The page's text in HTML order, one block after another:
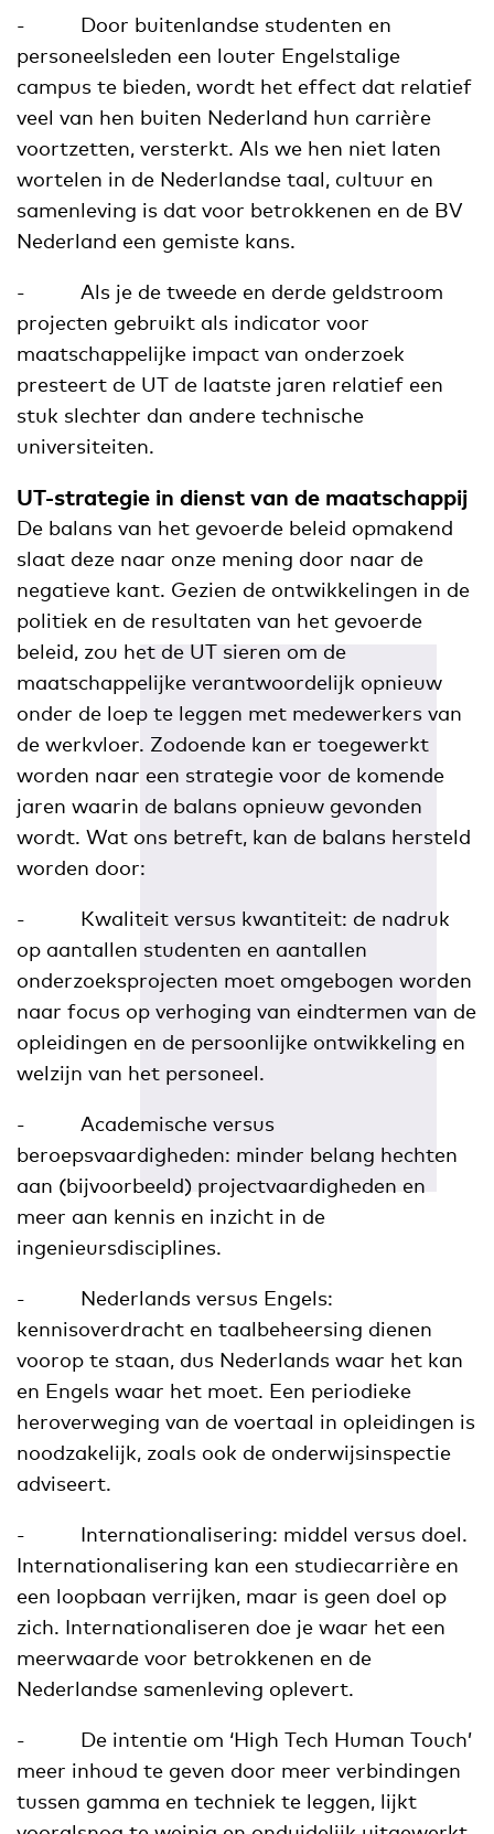
- Door buitenlandse studenten en
personeelsleden een louter Engelstalige
campus te bieden, wordt het effect dat relatief
veel van hen buiten Nederland hun carrière
voortzetten, versterkt. Als we hen niet laten
wortelen in de Nederlandse taal, cultuur en
samenleving is dat voor betrokkenen en de BV
Nederland een gemiste kans.
- Als je de tweede en derde geldstroom
projecten gebruikt als indicator voor
maatschappelijke impact van onderzoek
presteert de UT de laatste jaren relatief een
stuk slechter dan andere technische
universiteiten.
UT-strategie in dienst van de maatschappij
De balans van het gevoerde beleid opmakend
slaat deze naar onze mening door naar de
negatieve kant. Gezien de ontwikkelingen in de
politiek en de resultaten van het gevoerde
beleid, zou het de UT sieren om de
maatschappelijke verantwoordelijk opnieuw
onder de loep te leggen met medewerkers van
de werkvloer. Zodoende kan er toegewerkt
worden naar een strategie voor de komende
jaren waarin de balans opnieuw gevonden
wordt. Wat ons betreft, kan de balans hersteld
worden door:
- Kwaliteit versus kwantiteit: de nadruk
op aantallen studenten en aantallen
onderzoeksprojecten moet omgebogen worden
naar focus op verhoging van eindtermen van de
opleidingen en de persoonlijke ontwikkeling en
welzijn van het personeel.
- Academische versus
beroepsvaardigheden: minder belang hechten
aan (bijvoorbeeld) projectvaardigheden en
meer aan kennis en inzicht in de
ingenieursdisciplines.
- Nederlands versus Engels:
kennisoverdracht en taalbeheersing dienen
voorop te staan, dus Nederlands waar het kan
en Engels waar het moet. Een periodieke
heroverweging van de voertaal in opleidingen is
noodzakelijk, zoals ook de onderwijsinspectie
adviseert.
- Internationalisering: middel versus doel.
Internationalisering kan een studiecarrière en
een loopbaan verrijken, maar is geen doel op
zich. Internationaliseren doe je waar het een
meerwaarde voor betrokkenen en de
Nederlandse samenleving oplevert.
- De intentie om ‘High Tech Human Touch’
meer inhoud te geven door meer verbindingen
tussen gamma en techniek te leggen, lijkt